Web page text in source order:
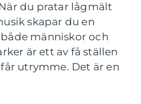
du pratar lågmält
skapar du en
människor och
är ett av få ställen
utrymme. Det är en